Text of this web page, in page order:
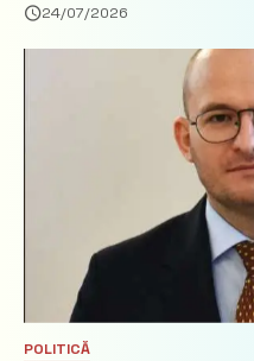
24/07/2026
POLITICĂ